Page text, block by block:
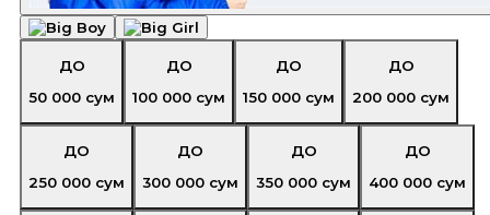
ДО
50 000 сум
ДО
100 000 сум
ДО
150 000 сум
ДО
200 000 сум
ДО
250 000 сум
ДО
300 000 сум
ДО
350 000 сум
ДО
400 000 сум